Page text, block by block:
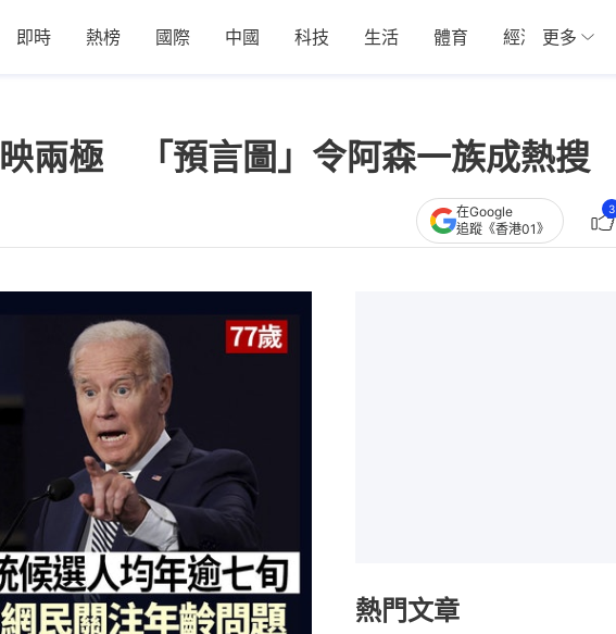
即時 熱榜 國際 中國 科技 生活 體育 經濟 01深圳
更多
兩極 「預言圖」令阿森一族成熱搜
在Google
追蹤《香港01》
3
熱門文章